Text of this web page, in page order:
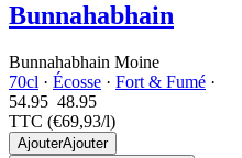
Bunnahabhain
Bunnahabhain Moine
70cl · Écosse · Fort & Fumé ·
54.95 48.95
TTC (€69,93/l)
AjouterAjouter